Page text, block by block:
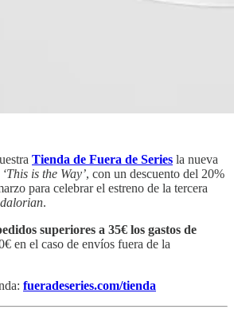
Tienda de Fuera de Series la nueva
‘This is the Way’, con un descuento del 20%
para celebrar el estreno de la tercera
.
superiores a 35€ los gastos de
en el caso de envíos fuera de la
fueradeseries.com/tienda